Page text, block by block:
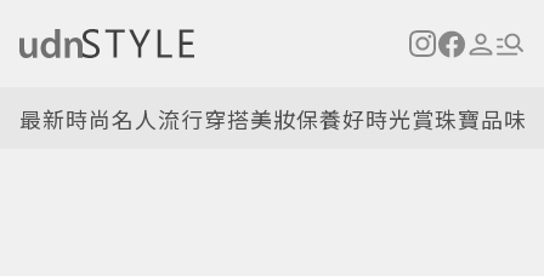
最新時尚名人流行穿搭美妝保養好時光賞珠寶品味